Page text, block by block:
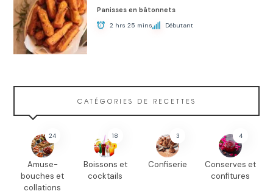
Panisses en bâtonnets
2 hrs 25 mins Débutant
CATÉGORIES DE RECETTES
24
Amuse-
bouches et
collations
18
Boissons et
cocktails
3
Confiserie
4
Conserves et
confitures